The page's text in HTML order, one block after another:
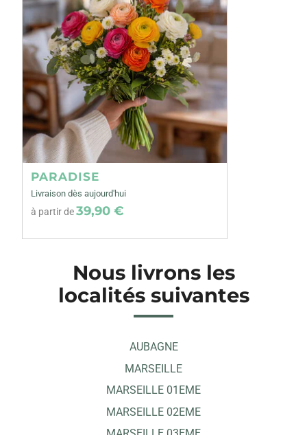
PARADISE
Livraison dès aujourd'hui
à partir de39,90 €
Nous livrons les
localités suivantes
AUBAGNE
MARSEILLE
MARSEILLE 01EME
MARSEILLE 02EME